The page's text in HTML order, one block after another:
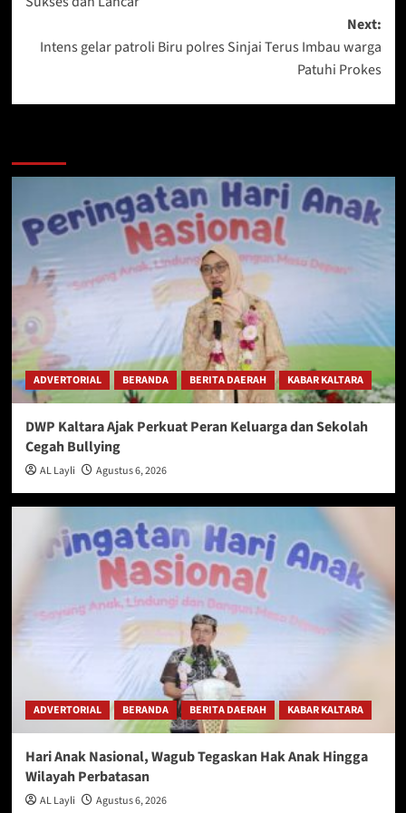
Next:
Intens gelar patroli Biru polres Sinjai Terus Imbau warga
Patuhi Prokes
ADVERTORIAL BERANDA BERITA DAERAH KABAR KALTARA
DWP Kaltara Ajak Perkuat Peran Keluarga dan Sekolah
Cegah Bullying
AL Layli Agustus 6, 2026
ADVERTORIAL BERANDA BERITA DAERAH KABAR KALTARA
Hari Anak Nasional, Wagub Tegaskan Hak Anak Hingga
Wilayah Perbatasan
AL Layli Agustus 6, 2026